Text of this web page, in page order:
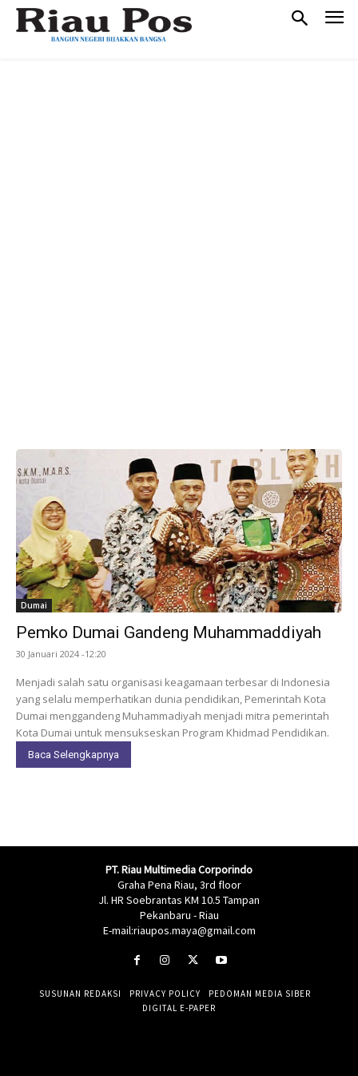
Dumai
Pemko Dumai Gandeng Muhammaddiyah
30 Januari 2024 -12:20
Menjadi salah satu organisasi keagamaan terbesar di Indonesia
yang selalu memperhatikan dunia pendidikan, Pemerintah Kota
Dumai menggandeng Muhammadiyah menjadi mitra pemerintah
Kota Dumai untuk mensukseskan Program Khidmad Pendidikan.
Baca Selengkapnya
PT. Riau Multimedia Corporindo
Graha Pena Riau, 3rd floor
Jl. HR Soebrantas KM 10.5 Tampan
Pekanbaru - Riau
E-mail:riaupos.maya@gmail.com
SUSUNAN REDAKSI PRIVACY POLICY
PEDOMAN MEDIA SIBER
DIGITAL E-PAPER